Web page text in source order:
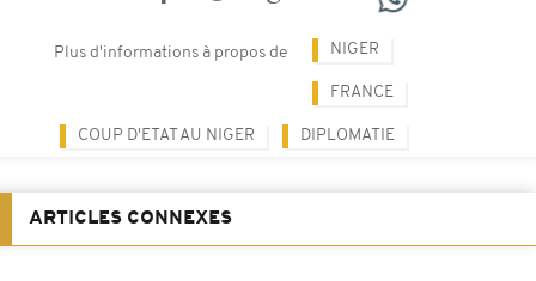
Plus d'informations à propos de NIGER
FRANCE
COUP D'ETAT AU NIGER DIPLOMATIE
ARTICLES CONNEXES